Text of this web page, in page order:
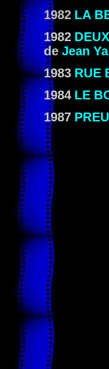
1982 LA
1982
de Jean
1983 RUE
1984 LE
1987